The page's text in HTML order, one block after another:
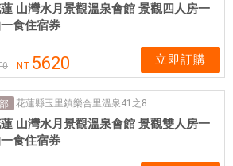
山灣水月景觀溫泉會館 景觀四人房一
食住宿券
0 NT 5620 立即訂購
花蓮縣玉里鎮樂合里溫泉41之8
山灣水月景觀溫泉會館 景觀雙人房一
食住宿券